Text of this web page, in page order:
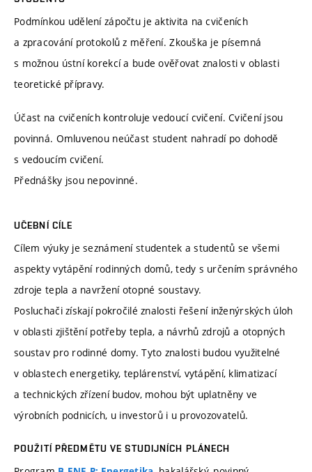
Podmínkou udělení zápočtu je aktivita na cvičeních
a zpracování protokolů z měření. Zkouška je písemná
s možnou ústní korekcí a bude ověřovat znalosti v oblasti
teoretické přípravy.
Účast na cvičeních kontroluje vedoucí cvičení. Cvičení jsou
povinná. Omluvenou neúčast student nahradí po dohodě
s vedoucím cvičení.
Přednášky jsou nepovinné.
UČEBNÍ CÍLE
Cílem výuky je seznámení studentek a studentů se všemi
aspekty vytápění rodinných domů, tedy s určením správného
zdroje tepla a navržení otopné soustavy.
Posluchači získají pokročilé znalosti řešení inženýrských úloh
v oblasti zjištění potřeby tepla, a návrhů zdrojů a otopných
soustav pro rodinné domy. Tyto znalosti budou využitelné
v oblastech energetiky, teplárenství, vytápění, klimatizací
a technických zřízení budov, mohou být uplatněny ve
výrobních podnicích, u investorů i u provozovatelů.
POUŽITÍ PŘEDMĚTU VE STUDIJNÍCH PLÁNECH